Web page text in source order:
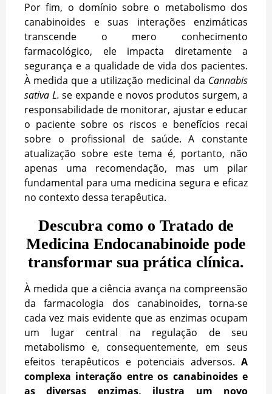
Por fim, o domínio sobre o metabolismo dos
canabinoides e suas interações enzimáticas
transcende o mero conhecimento
farmacológico, ele impacta diretamente a
segurança e a qualidade de vida dos pacientes.
À medida que a utilização medicinal da Cannabis
sativa L. se expande e novos produtos surgem, a
responsabilidade de monitorar, ajustar e educar
o paciente sobre os riscos e benefícios recai
sobre o profissional de saúde. A constante
atualização sobre este tema é, portanto, não
apenas uma recomendação, mas um pilar
fundamental para uma medicina segura e eficaz
no contexto dessa terapêutica.
Descubra como o Tratado de
Medicina Endocanabinoide pode
transformar sua prática clínica.
À medida que a ciência avança na compreensão
da farmacologia dos canabinoides, torna-se
cada vez mais evidente que as enzimas ocupam
um lugar central na regulação de seu
metabolismo e, consequentemente, em seus
efeitos terapêuticos e potenciais adversos. A
complexa interação entre os canabinoides e
as diversas enzimas, ilustra um novo